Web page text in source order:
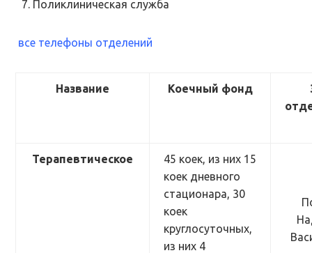
Поликлиническая служба
все телефоны отделений
Название Коечный фонд
Терапевтическое
45 коек, из них 15
коек дневного
стационара, 30
коек
круглосуточных,
из них 4